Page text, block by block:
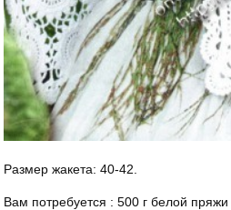
Размер жакета: 40-42.
Вам потребуется : 500 г белой